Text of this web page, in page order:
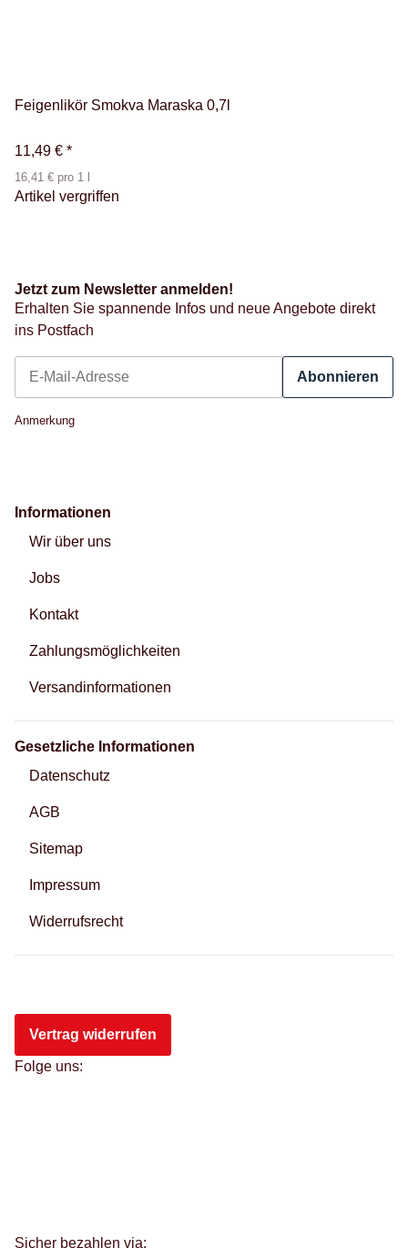
Feigenlikör Smokva Maraska 0,7l
11,49 € *
16,41 € pro 1 l
Artikel vergriffen
Jetzt zum Newsletter anmelden!
Erhalten Sie spannende Infos und neue Angebote direkt
ins Postfach
Abonnieren
Anmerkung
Informationen
Wir über uns
Jobs
Kontakt
Zahlungsmöglichkeiten
Versandinformationen
Gesetzliche Informationen
Datenschutz
AGB
Sitemap
Impressum
Widerrufsrecht
Vertrag widerrufen
Folge uns:
Sicher bezahlen via: